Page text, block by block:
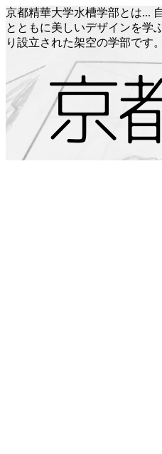
京都精華大学水槽学部とは...
とともに美しいデザインを学
り設立された架空の学部です。